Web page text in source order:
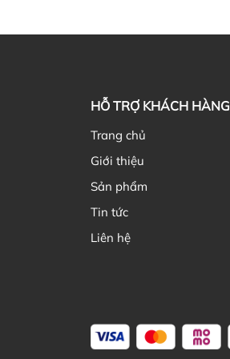
HỖ TRỢ KHÁCH HÀNG
Trang chủ
Giới thiệu
Sản phẩm
Tin tức
Liên hệ